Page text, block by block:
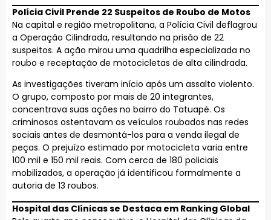
Polícia Civil Prende 22 Suspeitos de Roubo de Motos
Na capital e região metropolitana, a Polícia Civil deflagrou
a Operação Cilindrada, resultando na prisão de 22
suspeitos. A ação mirou uma quadrilha especializada no
roubo e receptação de motocicletas de alta cilindrada.
As investigações tiveram início após um assalto violento.
O grupo, composto por mais de 20 integrantes,
concentrava suas ações no bairro do Tatuapé. Os
criminosos ostentavam os veículos roubados nas redes
sociais antes de desmontá-los para a venda ilegal de
peças. O prejuízo estimado por motocicleta varia entre
100 mil e 150 mil reais. Com cerca de 180 policiais
mobilizados, a operação já identificou formalmente a
autoria de 13 roubos.
Hospital das Clínicas se Destaca em Ranking Global